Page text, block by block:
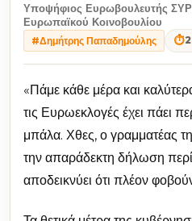
Υποψήφιος Ευρωβουλευτής
Ευρωπαϊκού Κοινοβουλίου
#Δημήτρης Παπαδημούλης ⏱
«Πάμε κάθε μέρα και
τις Ευρωεκλογές έχει πάει
μπάλα. Χθες, ο γραμματέας
την απαράδεκτη δήλωση περί
αποδεικνύει ότι πλέον